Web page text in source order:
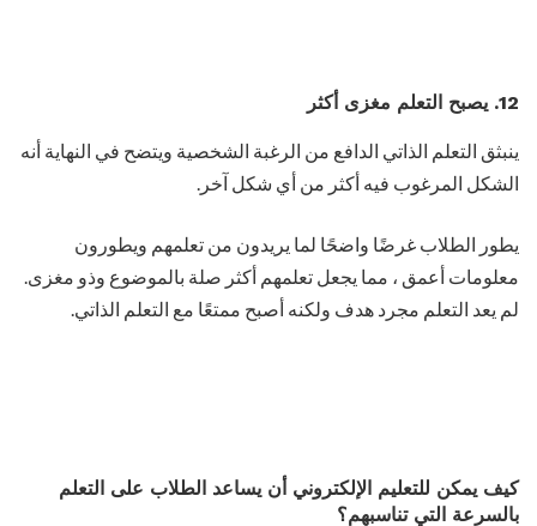
12. يصبح التعلم مغزى أكثر
ينبثق التعلم الذاتي الدافع من الرغبة الشخصية ويتضح في النهاية أنه
الشكل المرغوب فيه أكثر من أي شكل آخر.
يطور الطلاب غرضًا واضحًا لما يريدون من تعلمهم ويطورون
معلومات أعمق ، مما يجعل تعلمهم أكثر صلة بالموضوع وذو مغزى.
لم يعد التعلم مجرد هدف ولكنه أصبح ممتعًا مع التعلم الذاتي.
كيف يمكن للتعليم الإلكتروني أن يساعد الطلاب على التعلم
بالسرعة التي تناسبهم؟